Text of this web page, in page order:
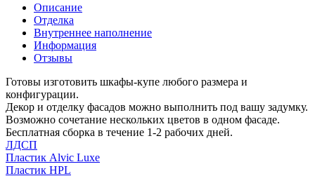
Описание
Отделка
Внутреннее наполнение
Информация
Отзывы
Готовы изготовить шкафы-купе любого размера и
конфигурации.
Декор и отделку фасадов можно выполнить под вашу задумку.
Возможно сочетание нескольких цветов в одном фасаде.
Бесплатная сборка в течение 1-2 рабочих дней.
ЛДСП
Пластик Alvic Luxe
Пластик HPL